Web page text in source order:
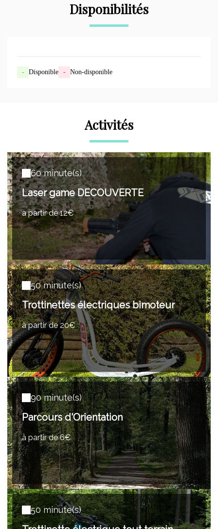
Disponibilités
- Disponible - Non-disponible
Activités
60 minute(s)
Laser game DECOUVERTE
à partir de 12€
50 minute(s)
Trottinettes électriques bimoteur
à partir de 20€
90 minute(s)
Parcours d'Orientation
à partir de 6€
50 minute(s)